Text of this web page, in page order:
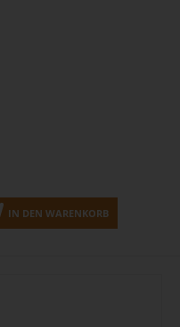
IN DEN WARENKORB